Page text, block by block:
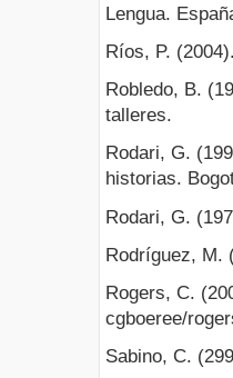
Lengua.
Ríos, P.
Robledo, B.
talleres.
Rodari, G.
historias.
Rodari, G.
Rodríguez, M.
Rogers, C.
cgboeree/
Sabino, C.